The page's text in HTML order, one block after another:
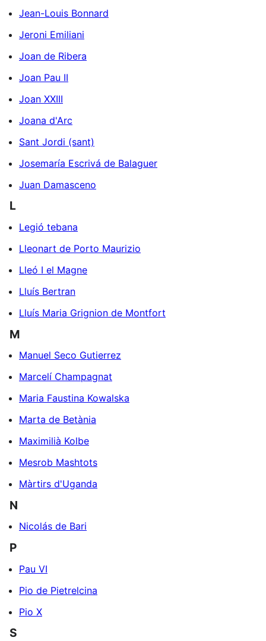
Jean-Louis Bonnard
Jeroni Emiliani
Joan de Ribera
Joan Pau II
Joan XXIII
Joana d'Arc
Sant Jordi (sant)
Josemaría Escrivá de Balaguer
Juan Damasceno
L
Legió tebana
Lleonart de Porto Maurizio
Lleó I el Magne
Lluís Bertran
Lluís Maria Grignion de Montfort
M
Manuel Seco Gutierrez
Marcelí Champagnat
Maria Faustina Kowalska
Marta de Betània
Maximilià Kolbe
Mesrob Mashtots
Màrtirs d'Uganda
N
Nicolás de Bari
P
Pau VI
Pio de Pietrelcina
Pio X
S